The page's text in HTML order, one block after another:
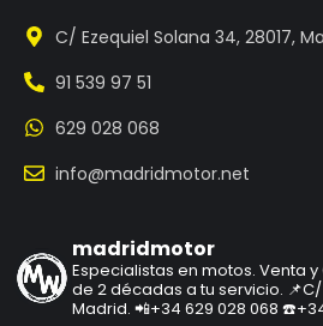
C/ Ezequiel Solana 34, 28017,
91 539 97 51
629 028 068
info@madridmotor.net
madridmotor
Especialistas en motos. Venta
de 2 décadas a tu servicio.
Madrid. 📲+34 629 028 068 ☎️+34